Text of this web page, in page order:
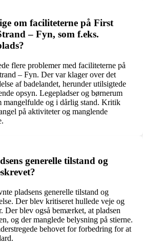
om faciliteterne på First
– Fyn, som f.eks.
flere problemer med faciliteterne på
– Fyn. Der var klager over det
af badelandet, herunder utilsigtede
opsyn. Legepladser og børnerum
mangelfulde og i dårlig stand. Kritik
på aktiviteter og manglende
generelle tilstand og
pladsens generelle tilstand og
Der blev kritiseret hullede veje og
Der blev også bemærket, at pladsen
og der manglede belysning på stierne.
behovet for forbedring for at